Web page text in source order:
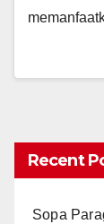
Recent
Sopa